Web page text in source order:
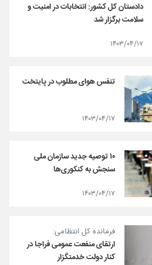
دادستان کل کشور: انتخابات در امنیت و
سلامت برگزار شد
۱۴۰۳/۰۴/۱۷
تنفس هوای مطلوب در پایتخت
۱۴۰۳/۰۴/۱۷
۱۰ توصیه جدید سازمان ملی
سنجش به کنکوری‌ها
۱۴۰۳/۰۴/۱۷
فرمانده کل انتظامی:
ارتقای منفعت عمومی فراجا در
کنار دولت خدمتگزار